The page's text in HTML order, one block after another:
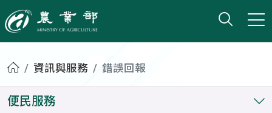
農業部
打開
小版
首頁資訊與服務 錯誤回報
便民服務